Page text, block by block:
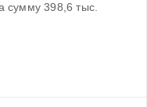
сумму 398,6 тыс.